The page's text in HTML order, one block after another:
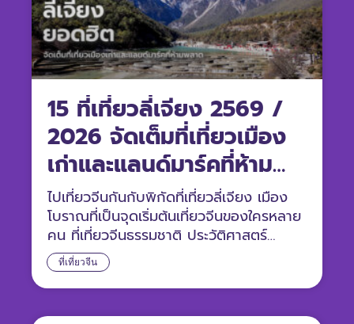
ที่เที่ยวจีน
15 ที่เที่ยวลี่เจียง 2569 /
2026 จัดเต็มที่เที่ยวเมือง
เก่าและแลนด์มาร์คที่ห้าม
พลาดของเมือง
ไปเที่ยวจีนกันกับพิกัดที่เที่ยวลี่เจียง เมือง
โบราณที่เป็นจุดเริ่มต้นเที่ยวจีนของใครหลาย
คน ที่เที่ยวจีนธรรมชาติ ประวัติศาสตร์
มรดกโลกมีครบ ตามมาดูกัน